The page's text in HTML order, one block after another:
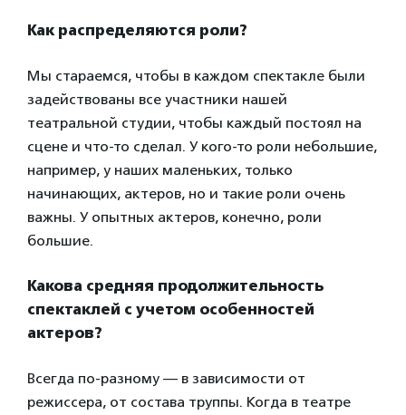
Как распределяются роли?
Мы стараемся, чтобы в каждом спектакле были
задействованы все участники нашей
театральной студии, чтобы каждый постоял на
сцене и что-то сделал. У кого-то роли небольшие,
например, у наших маленьких, только
начинающих, актеров, но и такие роли очень
важны. У опытных актеров, конечно, роли
большие.
Какова средняя продолжительность
спектаклей с учетом особенностей
актеров?
Всегда по-разному — в зависимости от
режиссера, от состава труппы. Когда в театре